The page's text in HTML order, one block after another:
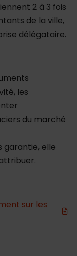
2 à 3 fois
de la ville,
délégataire.
les
du marché
garantie, elle
sur les